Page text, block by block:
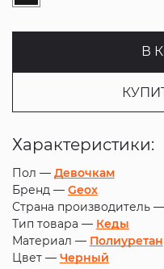
В
Характеристики:
Пол — Девочкам
Бренд — Geox
Страна производитель —
Тип товара — Кеды
Материал — Полиуретан
Цвет — Черный